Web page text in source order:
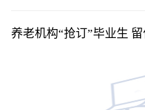
养老机构“抢订”毕业生